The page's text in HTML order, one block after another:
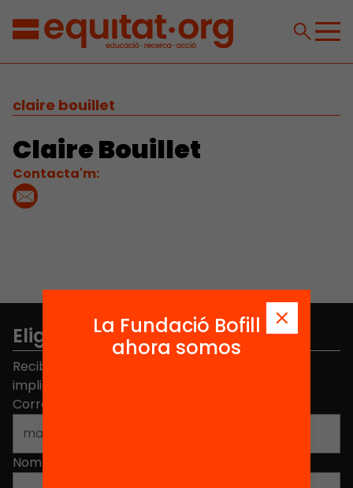
claire bouillet
Claire Bouillet
Contacta'm:
Elige equidad
Recibe contenidos, iniciativas y proyectos para
implicarte.
Correo electrónico
Nombre
La Fundació Bofill
ahora somos